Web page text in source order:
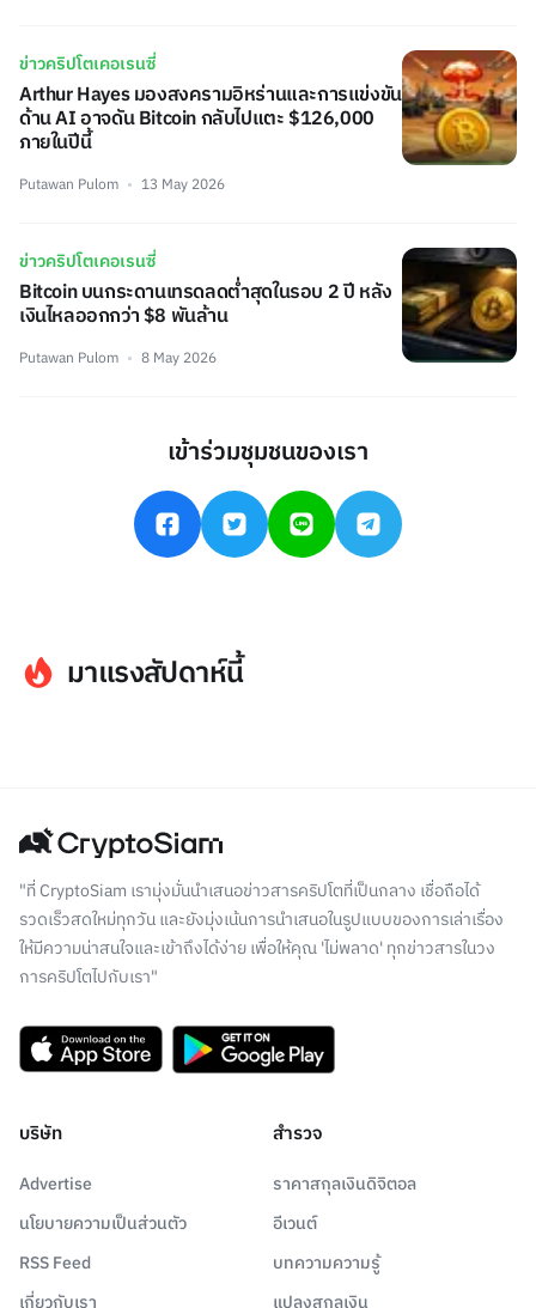
ข่าวคริปโตเคอเรนซี่
Arthur Hayes มองสงครามอิหร่านและการแข่งขัน
ด้าน AI อาจดัน Bitcoin กลับไปแตะ $126,000
ภายในปีนี้
Putawan Pulom 13 May 2026
ข่าวคริปโตเคอเรนซี่
Bitcoin บนกระดานเทรดลดต่ำสุดในรอบ 2 ปี หลัง
เงินไหลออกกว่า $8 พันล้าน
Putawan Pulom 8 May 2026
เข้าร่วมชุมชนของเรา
มาแรงสัปดาห์นี้
"ที่ CryptoSiam เรามุ่งมั่นนำเสนอข่าวสารคริปโตที่เป็นกลาง เชื่อถือได้
รวดเร็วสดใหม่ทุกวัน และยังมุ่งเน้นการนำเสนอในรูปแบบของการเล่าเรื่อง
ให้มีความน่าสนใจและเข้าถึงได้ง่าย เพื่อให้คุณ 'ไม่พลาด' ทุกข่าวสารในวง
การคริปโตไปกับเรา"
บริษัท
Advertise
นโยบายความเป็นส่วนตัว
RSS Feed
เกี่ยวกับเรา
สำรวจ
ราคาสกุลเงินดิจิตอล
อีเวนต์
บทความความรู้
แปลงสกุลเงิน